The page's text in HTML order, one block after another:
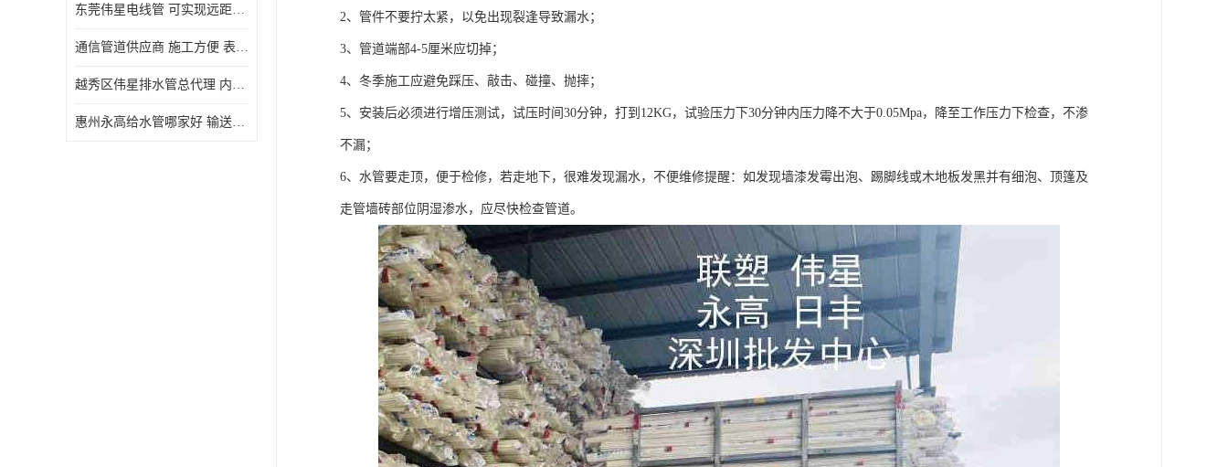
东莞伟星电线管 可实现远距离通信 频率稳定性好
通信管道供应商 施工方便 表面电阻系数大
越秀区伟星排水管总代理 内部表面光滑 大功率 效率高
惠州永高给水管哪家好 输送能力强 方便施工和运输
2、管件不要拧太紧，以免出现裂逢导致漏水；
3、管道端部4-5厘米应切掉；
4、冬季施工应避免踩压、敲击、碰撞、抛摔；
5、安装后必须进行增压测试，试压时间30分钟，打到12KG，试验压力下30分钟内压力降不大于0.05Mpa，降至工作压力下检查，不渗
不漏；
6、水管要走顶，便于检修，若走地下，很难发现漏水，不便维修提醒：如发现墙漆发霉出泡、踢脚线或木地板发黑并有细泡、顶篷及
走管墙砖部位阴湿渗水，应尽快检查管道。